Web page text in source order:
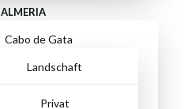
ALMERIA
Cabo de Gata
Landschaft
Privat